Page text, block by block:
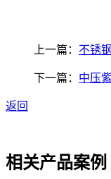
上一篇： 不锈
下一篇： 中压
返回
相关产品案例